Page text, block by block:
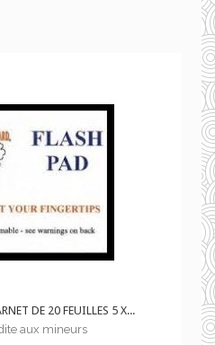
DE 20 FEUILLES 5 X...
aux mineurs